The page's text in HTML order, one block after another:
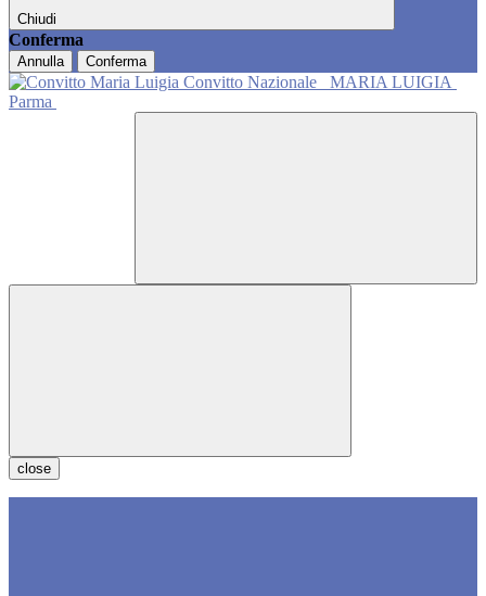
Chiudi
Conferma
Annulla Conferma
Convitto Nazionale
MARIA LUIGIA
Parma
close